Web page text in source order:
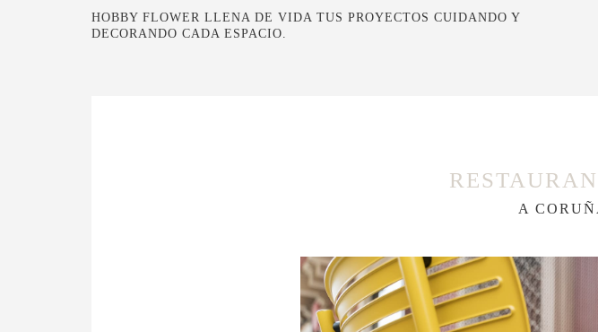
HOBBY FLOWER LLENA DE VIDA TUS PROYECTOS CUIDANDO Y
DECORANDO CADA ESPACIO.
A